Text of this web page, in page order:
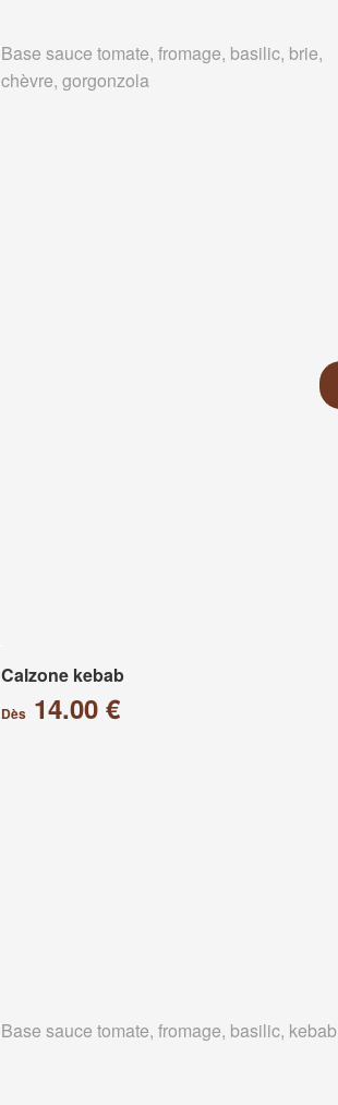
Base sauce tomate, fromage, basilic, brie,
chèvre, gorgonzola
Calzone kebab
Dès14.00 €
Base sauce tomate, fromage, basilic, kebab